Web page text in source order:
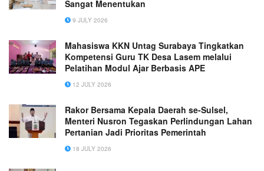
Sangat Menentukan
9 JULY 2026
Mahasiswa KKN Untag Surabaya Tingkatkan
Kompetensi Guru TK Desa Lasem melalui
Pelatihan Modul Ajar Berbasis APE
12 JULY 2026
Rakor Bersama Kepala Daerah se-Sulsel,
Menteri Nusron Tegaskan Perlindungan Lahan
Pertanian Jadi Prioritas Pemerintah
18 JULY 2026